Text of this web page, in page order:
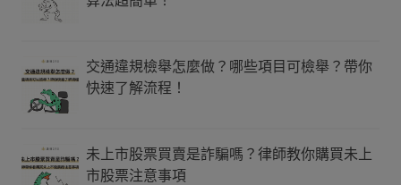
交通違規檢舉怎麼做？哪些項目可檢舉？帶你
快速了解流程！
未上市股票買賣是詐騙嗎？律師教你購買未上
市股票注意事項